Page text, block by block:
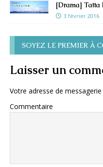
[Drama]
3 février 2016
SOYEZ LE PREMIER À
Laisser un
Votre adresse de
Commentaire